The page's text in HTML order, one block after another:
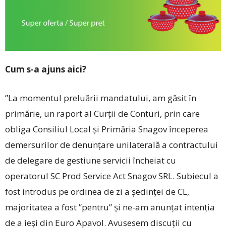
Cum s-a ajuns aici?
”La momentul preluă­rii mandatului, am găsit în
primărie, un raport al Curții de Conturi, prin care
obliga Consiliul Local și Primăria Snagov începerea
demersurilor de denunțare unilaterală a contractului
de delegare de gestiune servicii încheiat cu
operatorul SC Prod Service Act Snagov SRL. Subiecul a
fost introdus pe ordinea de zi a ședinței de CL,
majoritatea a fost ”pentru” și ne-am anunțat intenția
de a ieși din Euro Apavol. Avusesem discuții cu